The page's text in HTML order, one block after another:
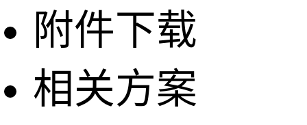
附件下载
相关方案